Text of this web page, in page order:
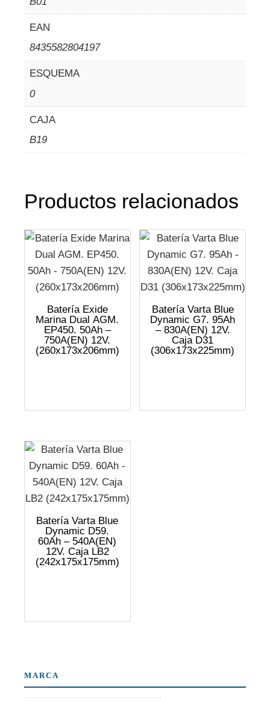
EAN
8435582804197
ESQUEMA
0
CAJA
B19
Productos relacionados
Batería Exide
Marina Dual AGM.
EP450. 50Ah –
750A(EN) 12V.
(260x173x206mm)
Batería Varta Blue
Dynamic G7. 95Ah
– 830A(EN) 12V.
Caja D31
(306x173x225mm)
Batería Varta Blue
Dynamic D59.
60Ah – 540A(EN)
12V. Caja LB2
(242x175x175mm)
MARCA